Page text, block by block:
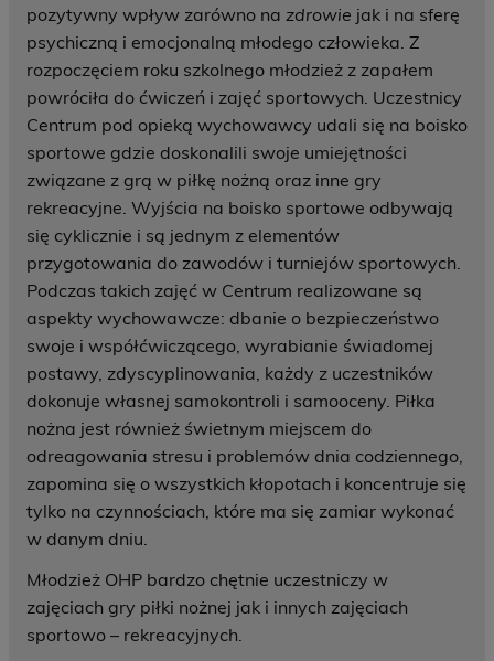
pozytywny wpływ zarówno na zdrowie jak i na sferę
psychiczną i emocjonalną młodego człowieka. Z
rozpoczęciem roku szkolnego młodzież z zapałem
powróciła do ćwiczeń i zajęć sportowych. Uczestnicy
Centrum pod opieką wychowawcy udali się na boisko
sportowe gdzie doskonalili swoje umiejętności
związane z grą w piłkę nożną oraz inne gry
rekreacyjne. Wyjścia na boisko sportowe odbywają
się cyklicznie i są jednym z elementów
przygotowania do zawodów i turniejów sportowych.
Podczas takich zajęć w Centrum realizowane są
aspekty wychowawcze: dbanie o bezpieczeństwo
swoje i współćwiczącego, wyrabianie świadomej
postawy, zdyscyplinowania, każdy z uczestników
dokonuje własnej samokontroli i samooceny. Piłka
nożna jest również świetnym miejscem do
odreagowania stresu i problemów dnia codziennego,
zapomina się o wszystkich kłopotach i koncentruje się
tylko na czynnościach, które ma się zamiar wykonać
w danym dniu.
Młodzież OHP bardzo chętnie uczestniczy w
zajęciach gry piłki nożnej jak i innych zajęciach
sportowo – rekreacyjnych.